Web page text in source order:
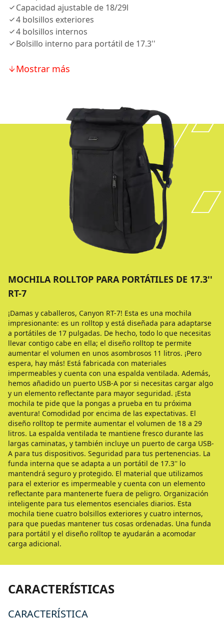
Capacidad ajustable de 18/29l
4 bolsillos exteriores
4 bolsillos internos
Bolsillo interno para portátil de 17.3''
Mostrar más
MOCHILA ROLLTOP PARA PORTÁTILES DE 17.3''
RT-7
¡Damas y caballeros, Canyon RT-7! Esta es una mochila
impresionante: es un rolltop y está diseñada para adaptarse
a portátiles de 17 pulgadas. De hecho, todo lo que necesitas
llevar contigo cabe en ella; el diseño rolltop te permite
aumentar el volumen en unos asombrosos 11 litros. ¡Pero
espera, hay más! Está fabricada con materiales
impermeables y cuenta con una espalda ventilada. Además,
hemos añadido un puerto USB-A por si necesitas cargar algo
y un elemento reflectante para mayor seguridad. ¡Esta
mochila te pide que la pongas a prueba en tu próxima
aventura! Comodidad por encima de las expectativas. El
diseño rolltop te permite aumentar el volumen de 18 a 29
litros. La espalda ventilada te mantiene fresco durante las
largas caminatas, y también incluye un puerto de carga USB-
A para tus dispositivos. Seguridad para tus pertenencias. La
funda interna que se adapta a un portátil de 17.3'' lo
mantendrá seguro y protegido. El material que utilizamos
para el exterior es impermeable y cuenta con un elemento
reflectante para mantenerte fuera de peligro. Organización
inteligente para tus elementos esenciales diarios. Esta
mochila tiene cuatro bolsillos exteriores y cuatro internos,
para que puedas mantener tus cosas ordenadas. Una funda
para portátil y el diseño rolltop te ayudarán a acomodar
carga adicional.
CARACTERÍSTICAS
CARACTERÍSTICA